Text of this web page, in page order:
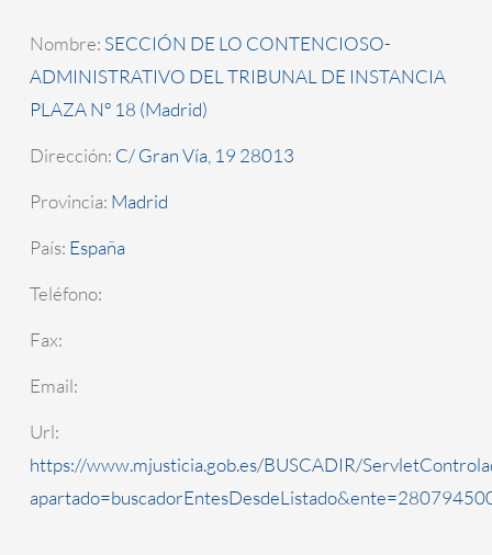
Nombre: SECCIÓN DE LO CONTENCIOSO-
ADMINISTRATIVO DEL TRIBUNAL DE INSTANCIA
PLAZA Nº 18 (Madrid)
Dirección: C/ Gran Vía, 19 28013
Provincia: Madrid
País: España
Teléfono:
Fax:
Email:
Url:
https://www.mjusticia.gob.es/BUSCADIR/